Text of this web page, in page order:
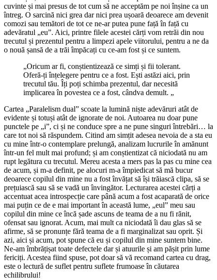
cuvinte și mai presus de tot cum să ne acceptăm pe noi înșine ca un
întreg. O sarcină nici grea dar nici prea ușoară deoarece am devenit
comozi sau temători de tot ce ne-ar putea pune față în față cu
adevăratul „eu”. Aici, printre filele acestei cărți vom retrăi din nou
trecutul și prezentul pentru a limpezi apele viitorului, pentru a ne da
o nouă șansă de a trăi împăcați cu ce-am fost și ce suntem.
„Oricum ar fi, conștientizează ce simți și fii tolerant.
Oferă-ți înțelegere pentru ce a fost. Ești astăzi aici, prin
trecutul tău. Îți poți schimba prezentul, dar necesită
implicarea în povestea ce a fost, cândva demult. „
Cartea „Paralelism dual” scoate la lumină niște adevăruri atât de
evidente și totuși atât de ignorate de noi. Autoarea nu doar pune
punctele pe „i”, ci și ne conduce spre a ne pune singuri întrebări… la
care tot noi să răspundem. Citind am simțit adesea nevoia de a sta eu
cu mine într-o contemplare prelungă, analizam lucrurile în amănunt
într-un fel mult mai profund; și am conștientizat că niciodată nu am
rupt legătura cu trecutul. Mereu acesta a mers pas la pas cu mine cea
de acum, și m-a definit, pe alocuri m-a împiedicat să mă bucur
deoarece copilul din mine nu a fost învățat să își trăiască clipa, să se
prețuiască sau să se vadă un învingător. Lecturarea acestei cărți a
accentuat acea introspecție care până acum a fost acaparată de orice
mai puțin ce de e mai important în această lume, „eul” meu sau
copilul din mine ce încă șade ascuns de teama de a nu fi rănit,
ofensat sau ignorat. Acum, mai mult ca niciodată îi dau glas să se
afirme, să se pronunțe fără teama de a fi marginalizat sau oprit. Și
azi, aici și acum, pot spune că eu și copilul din mine suntem bine.
Ne-am îmbrățișat toate defectele dar și atuurile și am pășit prin lume
fericiți. Acestea fiind spuse, pot doar să vă recomand cartea cu drag,
este o lectură de suflet pentru suflete frumoase în căutarea
echilibrului!